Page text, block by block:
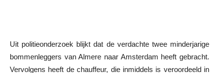
Uit politieonderzoek blijkt dat de verdachte twee minderjarige
bommenleggers van Almere naar Amsterdam heeft gebracht.
Vervolgens heeft de chauffeur, die inmiddels is veroordeeld in